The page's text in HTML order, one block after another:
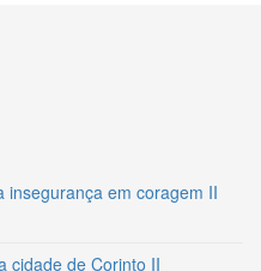
insegurança em coragem II
cidade de Corinto II